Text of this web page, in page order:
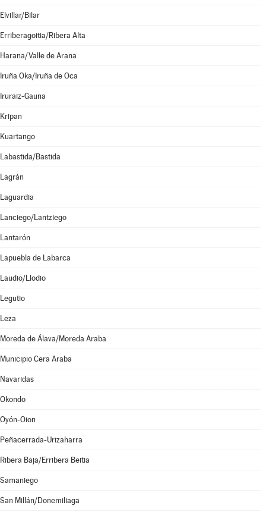
Elvillar/Bilar
Erriberagoitia/Ribera Alta
Harana/Valle de Arana
Iruña Oka/Iruña de Oca
Iruraiz-Gauna
Kripan
Kuartango
Labastida/Bastida
Lagrán
Laguardia
Lanciego/Lantziego
Lantarón
Lapuebla de Labarca
Laudio/Llodio
Legutio
Leza
Moreda de Álava/Moreda Araba
Municipio Cera Araba
Navaridas
Okondo
Oyón-Oion
Peñacerrada-Urizaharra
Ribera Baja/Erribera Beitia
Samaniego
San Millán/Donemiliaga